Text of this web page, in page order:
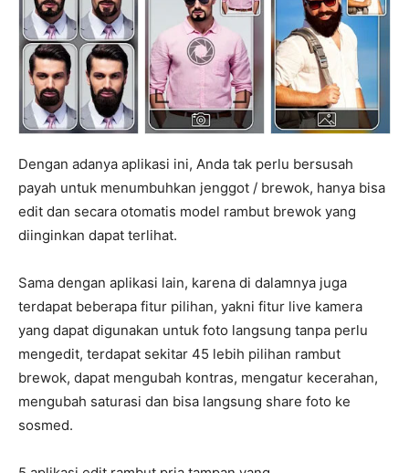
Dengan adanya aplikasi ini, Anda tak perlu bersusah
payah untuk menumbuhkan jenggot / brewok, hanya bisa
edit dan secara otomatis model rambut brewok yang
diinginkan dapat terlihat.
Sama dengan aplikasi lain, karena di dalamnya juga
terdapat beberapa fitur pilihan, yakni fitur live kamera
yang dapat digunakan untuk foto langsung tanpa perlu
mengedit, terdapat sekitar 45 lebih pilihan rambut
brewok, dapat mengubah kontras, mengatur kecerahan,
mengubah saturasi dan bisa langsung share foto ke
sosmed.